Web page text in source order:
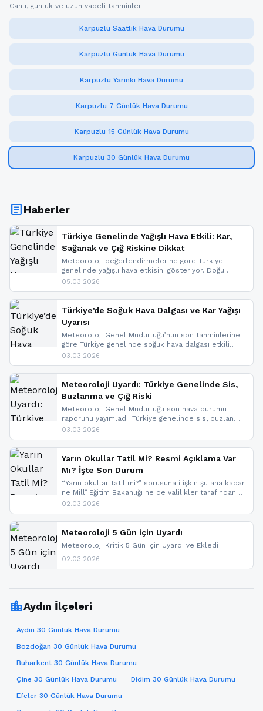
Canlı, günlük ve uzun vadeli tahminler
Karpuzlu Saatlik Hava Durumu
Karpuzlu Günlük Hava Durumu
Karpuzlu Yarınki Hava Durumu
Karpuzlu 7 Günlük Hava Durumu
Karpuzlu 15 Günlük Hava Durumu
Karpuzlu 30 Günlük Hava Durumu
articleHaberler
Türkiye Genelinde Yağışlı Hava Etkili: Kar,
Sağanak ve Çığ Riskine Dikkat
Meteoroloji değerlendirmelerine göre Türkiye
genelinde yağışlı hava etkisini gösteriyor. Doğu
bölgelerinde kar yağışı beklenirken Marmara ve
ise çığ tehlikesi bulunuyor. İç kesimlerde sis ve pus
nedeniyle görüş mesafesinde azalma
yaşanabileceği belirtiliyor.
05.03.2026
Türkiye’de Soğuk Hava Dalgası ve Kar Yağışı
Uyarısı
Meteoroloji Genel Müdürlüğü’nün son tahminlerine
göre Türkiye genelinde soğuk hava dalgası etkili
oluyor. Birçok il için kar yağışı ve buzlanma uyarısı
03.03.2026
Meteoroloji Uyardı: Türkiye Genelinde Sis,
Buzlanma ve Çığ Riski
Meteoroloji Genel Müdürlüğü son hava durumu
raporunu yayımladı. Türkiye genelinde sis, buzlanma
ve don beklenirken Doğu Anadolu ve Doğu
yapıldı. İşte son dakika meteoroloji gelişmeleri.
03.03.2026
Yarın Okullar Tatil Mi? Resmi Açıklama Var
Mı? İşte Son Durum
“Yarın okullar tatil mi?” sorusuna ilişkin şu ana kadar
ne Millî Eğitim Bakanlığı ne de valilikler tarafından
yapılmış resmi bir tatil açıklaması bulunmamaktadır.
paylaşacağız. En hızlı şekilde haberdar olmak için
sitemizi takip edebilir ve bildirimleri açabilirsiniz.
02.03.2026
Meteoroloji 5 Gün için Uyardı
Meteoroloji Kritik 5 Gün için Uyardı ve Ekledi
02.03.2026
location_cityAydın İlçeleri
Aydın 30 Günlük Hava Durumu
Bozdoğan 30 Günlük Hava Durumu
Buharkent 30 Günlük Hava Durumu
Çine 30 Günlük Hava Durumu
Didim 30 Günlük Hava Durumu
Efeler 30 Günlük Hava Durumu